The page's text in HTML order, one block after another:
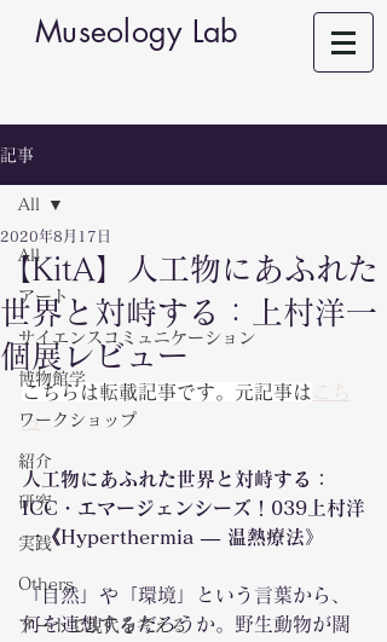
Museology Lab
記事
All
アート
サイエンスコミュニケーション
博物館学
ワークショップ
紹介
研究
実践
Others
アートで現代を考える
All
【KitA】人工物にあふれた
世界と対峙する：上村洋一
個展レビュー
2020年8月17日
こちらは転載記事です。元記事は こち
ら
人工物にあふれた世界と対峙する：
ICC・エマージェンシーズ！039上村洋
一《Hyperthermia ― 温熱療法》
「自然」や「環境」という言葉から、
何を連想するだろうか。野生動物が闊